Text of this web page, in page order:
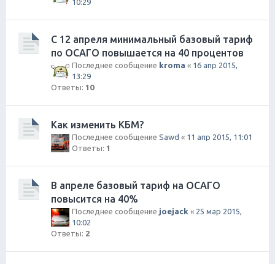
С 12 апреля минимальный базовый тариф
по ОСАГО повышается на 40 процентов
Последнее сообщение kroma « 16 апр 2015,
13:29
Ответы: 10
Как изменить КБМ?
Последнее сообщение Sawd « 11 апр 2015, 11:01
Ответы: 1
В апреле базовый тариф на ОСАГО
повысится на 40%
Последнее сообщение joejack « 25 мар 2015,
10:02
Ответы: 2